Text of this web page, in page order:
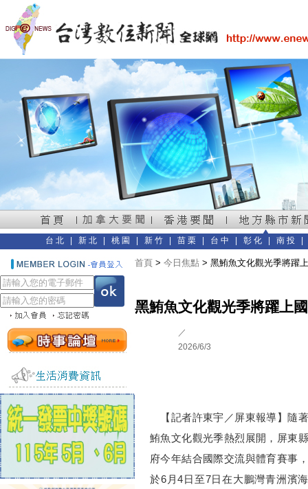
台北 新北 桃園 新竹 苗栗 台中 彰化 南投
首頁 > 今日焦點 > 黑鮪魚文化觀光季將躍
黑鮪魚文化觀光季將躍上
／
2026/6/3
【記者許東宇／屏東報導】隨
鮪魚文化觀光季熱烈展開，屏東
府今年結合國際交流與體育賽事
於6月4日至7日在大鵬灣青洲濱